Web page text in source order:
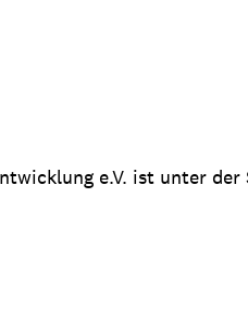
e.V. ist unter